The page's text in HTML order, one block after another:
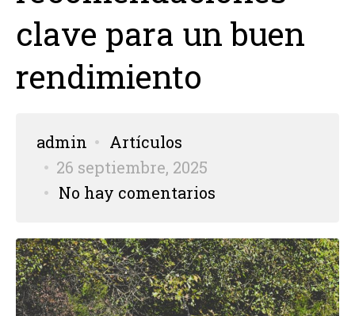
clave para un buen
rendimiento
admin
Artículos
26 septiembre, 2025
No hay comentarios